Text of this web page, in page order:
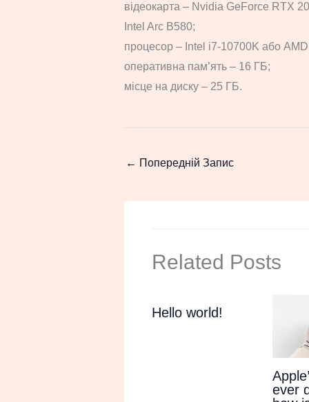
відеокарта – Nvidia GeForce RTX
Intel Arc B580;
процесор – Intel i7-10700K або
оперативна пам’ять – 16 ГБ;
місце на диску – 25 ГБ.
← Попередній Запис
Related Posts
Hello world!
ever